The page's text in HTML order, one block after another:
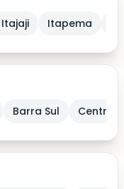
Itajaji Itapema
Barra Sul Centro